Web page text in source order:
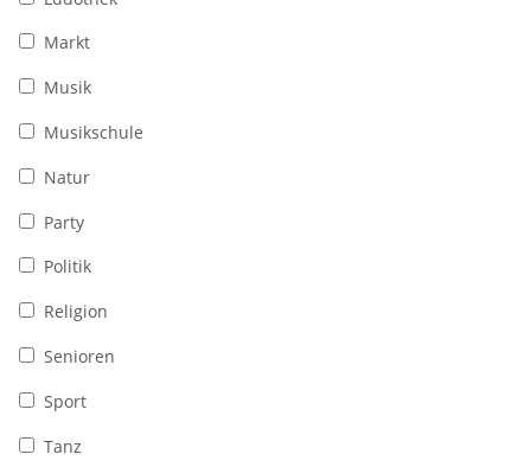
Markt
Musik
Musikschule
Natur
Party
Politik
Religion
Senioren
Sport
Tanz